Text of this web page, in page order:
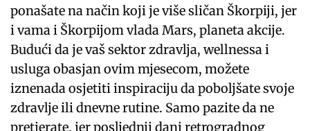
ponašate na način koji je više sličan Škorpiji, jer
i vama i Škorpijom vlada Mars, planeta akcije.
Budući da je vaš sektor zdravlja, wellnessa i
usluga obasjan ovim mjesecom, možete
iznenada osjetiti inspiraciju da poboljšate svoje
zdravlje ili dnevne rutine. Samo pazite da ne
pretjerate, jer posljednji dani retrogradnog